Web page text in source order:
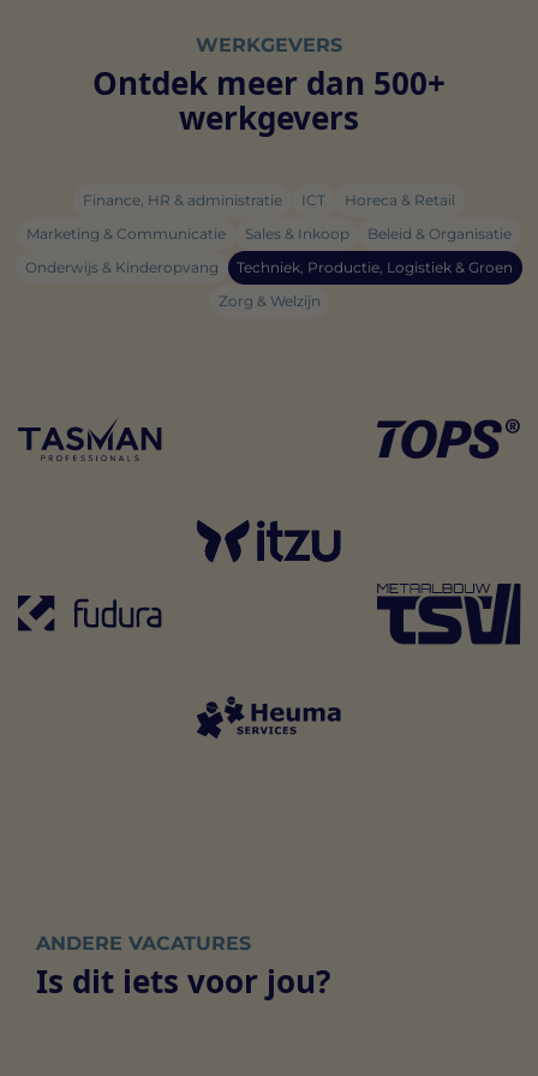
WERKGEVERS
Ontdek meer dan 500+
werkgevers
Finance, HR & administratie ICT
Horeca & Retail
Marketing & Communicatie
Sales & Inkoop
Beleid & Organisatie
Onderwijs & Kinderopvang
Techniek, Productie, Logistiek & Groen
Zorg & Welzijn
ANDERE VACATURES
Is dit iets voor jou?